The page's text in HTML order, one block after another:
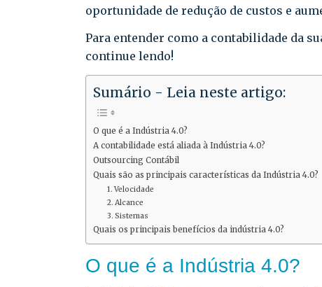
oportunidade de redução de custos e
Para entender como a contabilidade da
continue lendo!
Sumário - Leia neste artigo:
O que é a Indústria 4.0?
A contabilidade está aliada à Indústria 4.0?
Outsourcing Contábil
Quais são as principais características da Indústria 4.0?
1. Velocidade
2. Alcance
3. Sistemas
Quais os principais benefícios da indústria 4.0?
O que é a Indústria 4.0?